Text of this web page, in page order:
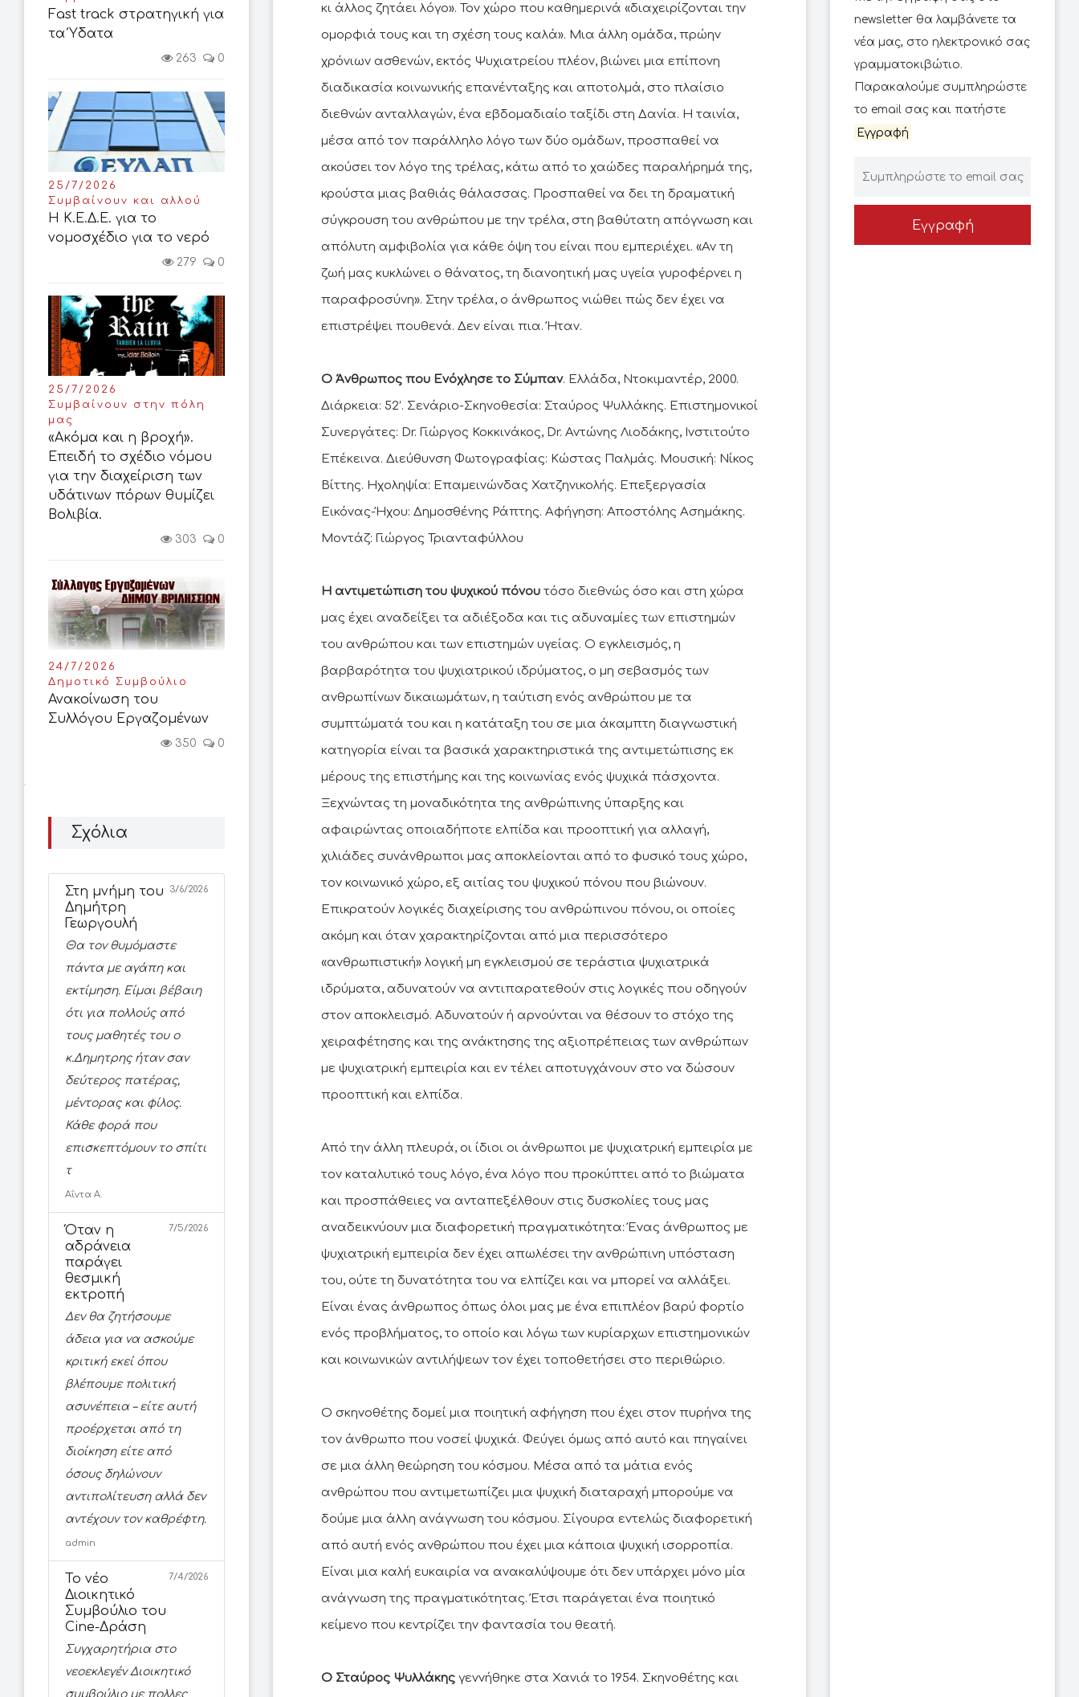
Fast track στρατηγική για
τα Ύδατα
263 0
25/7/2026
Συμβαίνουν και αλλού
Η Κ.Ε.Δ.Ε. για το
νομοσχέδιο για το νερό
279 0
25/7/2026
Συμβαίνουν στην πόλη
μας
«Ακόμα και η βροχή».
Επειδή το σχέδιο νόμου
για την διαχείριση των
υδάτινων πόρων θυμίζει
Βολιβία.
303 0
24/7/2026
Δημοτικό Συμβούλιο
Ανακοίνωση του
Συλλόγου Εργαζομένων
350 0
Σχόλια
Στη μνήμη του
Δημήτρη
Γεωργουλή
3/6/2026
Θα τον θυμόμαστε
πάντα με αγάπη και
εκτίμηση. Είμαι βέβαιη
ότι για πολλούς από
τους μαθητές του ο
κ.Δημητρης ήταν σαν
δεύτερος πατέρας,
μέντορας και φίλος.
Κάθε φορά που
επισκεπτόμουν το σπίτι
τ
Αΐντα Α.
Όταν η
αδράνεια
παράγει
θεσμική
εκτροπή
7/5/2026
Δεν θα ζητήσουμε
άδεια για να ασκούμε
κριτική εκεί όπου
βλέπουμε πολιτική
ασυνέπεια – είτε αυτή
προέρχεται από τη
διοίκηση είτε από
όσους δηλώνουν
αντιπολίτευση αλλά δεν
αντέχουν τον καθρέφτη.
admin
Το νέο
Διοικητικό
Συμβούλιο του
Cine-Δράση
7/4/2026
Συγχαρητήρια στο
νεοεκλεγέν Διοικητικό
συμβούλιο με πολλες
κι άλλος ζητάει λόγο». Τον χώρο που καθημερινά «διαχειρίζονται την
ομορφιά τους και τη σχέση τους καλά». Μια άλλη ομάδα, πρώην
χρόνιων ασθενών, εκτός Ψυχιατρείου πλέον, βιώνει μια επίπονη
διαδικασία κοινωνικής επανένταξης και αποτολμά, στο πλαίσιο
διεθνών ανταλλαγών, ένα εβδομαδιαίο ταξίδι στη Δανία. Η ταινία,
μέσα από τον παράλληλο λόγο των δύο ομάδων, προσπαθεί να
ακούσει τον λόγο της τρέλας, κάτω από το χαώδες παραλήρημά της,
κρούστα μιας βαθιάς θάλασσας. Προσπαθεί να δει τη δραματική
σύγκρουση του ανθρώπου με την τρέλα, στη βαθύτατη απόγνωση και
απόλυτη αμφιβολία για κάθε όψη του είναι που εμπεριέχει. «Αν τη
ζωή μας κυκλώνει ο θάνατος, τη διανοητική μας υγεία γυροφέρνει η
παραφροσύνη». Στην τρέλα, ο άνθρωπος νιώθει πώς δεν έχει να
επιστρέψει πουθενά. Δεν είναι πια. Ήταν.
Ο Άνθρωπος που Ενόχλησε το Σύμπαν. Ελλάδα, Ντοκιμαντέρ, 2000.
Διάρκεια: 52’. Σενάριο-Σκηνοθεσία: Σταύρος Ψυλλάκης. Επιστημονικοί
Συνεργάτες: Dr. Γιώργος Κοκκινάκος, Dr. Αντώνης Λιοδάκης, Ινστιτούτο
Επέκεινα. Διεύθυνση Φωτογραφίας: Κώστας Παλμάς. Μουσική: Νίκος
Βίττης. Ηχοληψία: Επαμεινώνδας Χατζηνικολής. Επεξεργασία
Εικόνας-Ήχου: Δημοσθένης Ράπτης. Αφήγηση: Αποστόλης Ασημάκης.
Μοντάζ: Γιώργος Τριανταφύλλου
Η αντιμετώπιση του ψυχικού πόνου τόσο διεθνώς όσο και στη χώρα
μας έχει αναδείξει τα αδιέξοδα και τις αδυναμίες των επιστημών
του ανθρώπου και των επιστημών υγείας. Ο εγκλεισμός, η
βαρβαρότητα του ψυχιατρικού ιδρύματος, ο μη σεβασμός των
ανθρωπίνων δικαιωμάτων, η ταύτιση ενός ανθρώπου με τα
συμπτώματά του και η κατάταξη του σε μια άκαμπτη διαγνωστική
κατηγορία είναι τα βασικά χαρακτηριστικά της αντιμετώπισης εκ
μέρους της επιστήμης και της κοινωνίας ενός ψυχικά πάσχοντα.
Ξεχνώντας τη μοναδικότητα της ανθρώπινης ύπαρξης και
αφαιρώντας οποιαδήποτε ελπίδα και προοπτική για αλλαγή,
χιλιάδες συνάνθρωποι μας αποκλείονται από το φυσικό τους χώρο,
τον κοινωνικό χώρο, εξ αιτίας του ψυχικού πόνου που βιώνουν.
Επικρατούν λογικές διαχείρισης του ανθρώπινου πόνου, οι οποίες
ακόμη και όταν χαρακτηρίζονται από μια περισσότερο
«ανθρωπιστική» λογική μη εγκλεισμού σε τεράστια ψυχιατρικά
ιδρύματα, αδυνατούν να αντιπαρατεθούν στις λογικές που οδηγούν
στον αποκλεισμό. Αδυνατούν ή αρνούνται να θέσουν το στόχο της
χειραφέτησης και της ανάκτησης της αξιοπρέπειας των ανθρώπων
με ψυχιατρική εμπειρία και εν τέλει αποτυγχάνουν στο να δώσουν
προοπτική και ελπίδα.
Από την άλλη πλευρά, οι ίδιοι οι άνθρωποι με ψυχιατρική εμπειρία με
τον καταλυτικό τους λόγο, ένα λόγο που προκύπτει από το βιώματα
και προσπάθειες να ανταπεξέλθουν στις δυσκολίες τους μας
αναδεικνύουν μια διαφορετική πραγματικότητα: Ένας άνθρωπος με
ψυχιατρική εμπειρία δεν έχει απωλέσει την ανθρώπινη υπόσταση
του, ούτε τη δυνατότητα του να ελπίζει και να μπορεί να αλλάξει.
Είναι ένας άνθρωπος όπως όλοι μας με ένα επιπλέον βαρύ φορτίο
ενός προβλήματος, το οποίο και λόγω των κυρίαρχων επιστημονικών
και κοινωνικών αντιλήψεων τον έχει τοποθετήσει στο περιθώριο.
Ο σκηνοθέτης δομεί μια ποιητική αφήγηση που έχει στον πυρήνα της
τον άνθρωπο που νοσεί ψυχικά. Φεύγει όμως από αυτό και πηγαίνει
σε μια άλλη θεώρηση του κόσμου. Μέσα από τα μάτια ενός
ανθρώπου που αντιμετωπίζει μια ψυχική διαταραχή μπορούμε να
δούμε μια άλλη ανάγνωση του κόσμου. Σίγουρα εντελώς διαφορετική
από αυτή ενός ανθρώπου που έχει μια κάποια ψυχική ισορροπία.
Είναι μια καλή ευκαιρία να ανακαλύψουμε ότι δεν υπάρχει μόνο μία
ανάγνωση της πραγματικότητας. Έτσι παράγεται ένα ποιητικό
κείμενο που κεντρίζει την φαντασία του θεατή.
Ο Σταύρος Ψυλλάκης γεννήθηκε στα Χανιά το 1954. Σκηνοθέτης και
newsletter θα λαμβάνετε τα
νέα μας, στο ηλεκτρονικό σας
γραμματοκιβώτιο.
Παρακαλούμε συμπληρώστε
το email σας και πατήστε
Εγγραφή
Εγγραφή